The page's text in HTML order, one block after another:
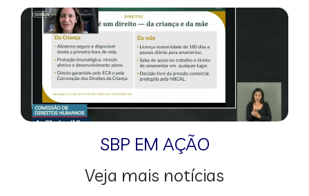
SBP EM AÇÃO
Veja mais notícias